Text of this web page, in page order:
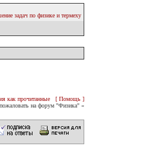
задач по физике и термеху
как прочитанные
[ Помощь ]
на форум "Физика" «